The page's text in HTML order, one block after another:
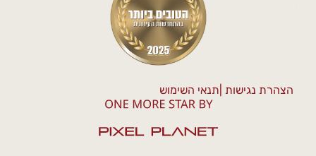
הצהרת נגישות | תנאי השימוש